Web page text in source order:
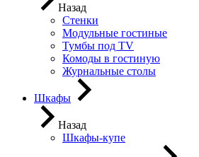
Назад
Стенки
Модульные гостиные
Тумбы под ТV
Комоды в гостиную
Журнальные столы
Шкафы
Назад
Шкафы-купе